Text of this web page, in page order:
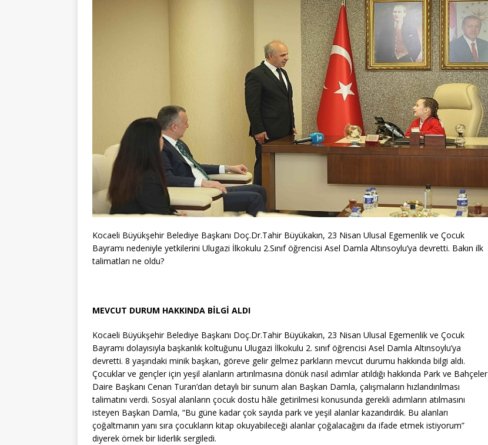
Kocaeli Büyükşehir Belediye Başkanı Doç.Dr.Tahir Büyükakın, 23 Nisan Ulusal Egemenlik ve Çocuk
Bayramı nedeniyle yetkilerini Ulugazi İlkokulu 2.Sınıf öğrencisi Asel Damla Altınsoylu’ya devretti. Bakın ilk
talimatları ne oldu?
MEVCUT DURUM HAKKINDA BİLGİ ALDI
Kocaeli Büyükşehir Belediye Başkanı Doç.Dr.Tahir Büyükakın, 23 Nisan Ulusal Egemenlik ve Çocuk
Bayramı dolayısıyla başkanlık koltuğunu Ulugazi İlkokulu 2. sınıf öğrencisi Asel Damla Altınsoylu’ya
devretti. 8 yaşındaki minik başkan, göreve gelir gelmez parkların mevcut durumu hakkında bilgi aldı.
Çocuklar ve gençler için yeşil alanların artırılmasına dönük nasıl adımlar atıldığı hakkında Park ve Bahçeler
Daire Başkanı Cenan Turan’dan detaylı bir sunum alan Başkan Damla, çalışmaların hızlandırılması
talimatını verdi. Sosyal alanların çocuk dostu hâle getirilmesi konusunda gerekli adımların atılmasını
isteyen Başkan Damla, “Bu güne kadar çok sayıda park ve yeşil alanlar kazandırdık. Bu alanları
çoğaltmanın yanı sıra çocukların kitap okuyabileceği alanlar çoğalacağını da ifade etmek istiyorum”
diyerek örnek bir liderlik sergiledi.